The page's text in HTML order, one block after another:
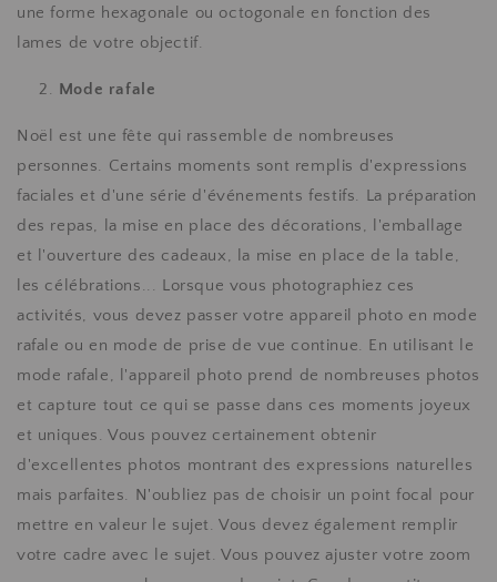
une forme hexagonale ou octogonale en fonction des
lames de votre objectif.
Mode rafale
Noël est une fête qui rassemble de nombreuses
personnes. Certains moments sont remplis d'expressions
faciales et d'une série d'événements festifs. La préparation
des repas, la mise en place des décorations, l'emballage
et l'ouverture des cadeaux, la mise en place de la table,
les célébrations... Lorsque vous photographiez ces
activités, vous devez passer votre appareil photo en mode
rafale ou en mode de prise de vue continue. En utilisant le
mode rafale, l'appareil photo prend de nombreuses photos
et capture tout ce qui se passe dans ces moments joyeux
et uniques. Vous pouvez certainement obtenir
d'excellentes photos montrant des expressions naturelles
mais parfaites. N'oubliez pas de choisir un point focal pour
mettre en valeur le sujet. Vous devez également remplir
votre cadre avec le sujet. Vous pouvez ajuster votre zoom